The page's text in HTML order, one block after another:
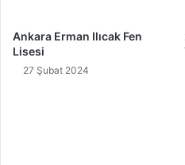
Ankara Erman Ilıcak Fen
Lisesi
27 Şubat 2024